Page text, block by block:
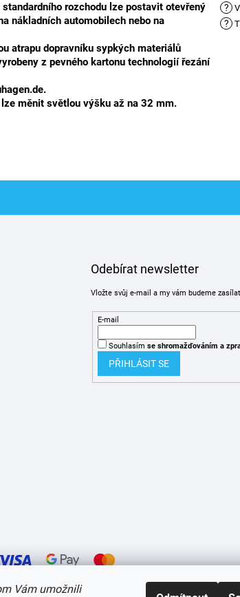
Vám umožnili
rozchodu lze postavit otevřený
nákladních automobilech nebo na
atrapu dopravníku sypkých materiálů
z pevného kartonu technologií řezání
měnit světlou výšku až na 32 mm.
?
?
Odebírat newsletter
Vložte svůj e-mail a my vám budeme
E-mail
Souhlasím se shromažďováním a
PŘIHLÁSIT SE